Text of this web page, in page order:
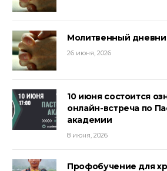
Молитвенный
26 июня, 2026
10 июня состоится
онлайн-встреча по
академии
8 июня, 2026
Профобучение для